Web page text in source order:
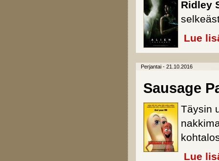
Ridley
Lue
Perjantai - 21.10.2016
Sausage
Täysin
Lue